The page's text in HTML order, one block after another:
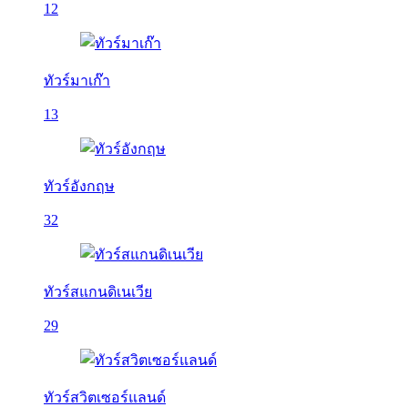
12
ทัวร์มาเก๊า
13
ทัวร์อังกฤษ
32
ทัวร์สแกนดิเนเวีย
29
ทัวร์สวิตเซอร์แลนด์